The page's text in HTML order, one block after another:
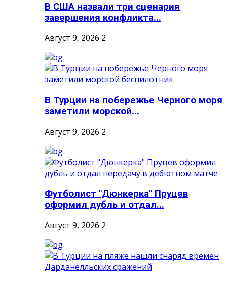
В США назвали три сценария
завершения конфликта...
Август 9, 2026 2
В Турции на побережье Черного моря
заметили морской...
Август 9, 2026 2
Футболист "Дюнкерка" Пруцев
оформил дубль и отдал...
Август 9, 2026 2